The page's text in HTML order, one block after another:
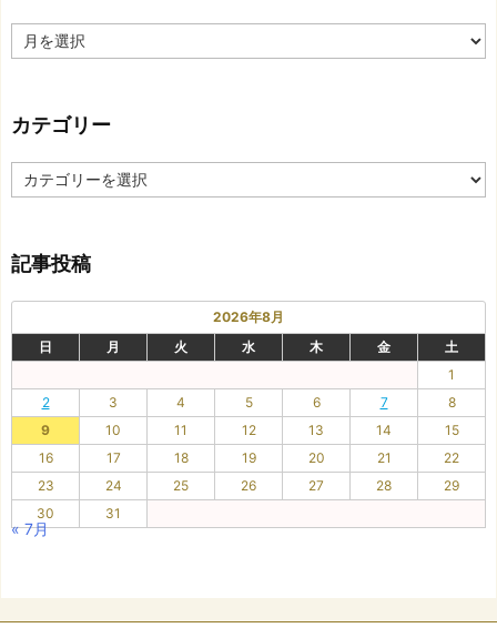
去
事
カテゴリー
カ
テ
ー
記事投稿
2026年8月
日
月 火 水 木 金
土
1
2
3 4 5 6 7
8
9
10 11 12 13 14
15
16
17 18 19 20 21
22
23
24 25 26 27 28
29
30
31
« 7月